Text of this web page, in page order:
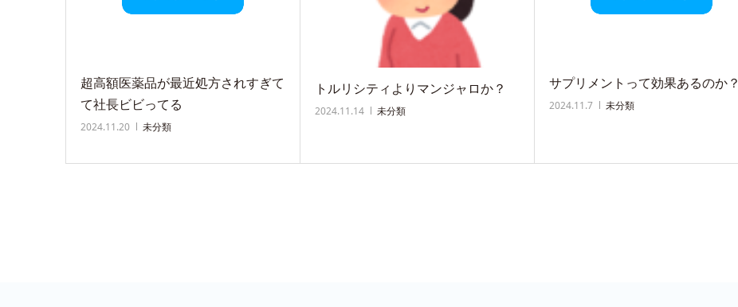
超高額医薬品が最近処方されすぎて
て社長ビビってる
2024.11.20 未分類
トルリシティよりマンジャロか？
2024.11.14 未分類
サプリメントって効果あるのか？
2024.11.7 未分類